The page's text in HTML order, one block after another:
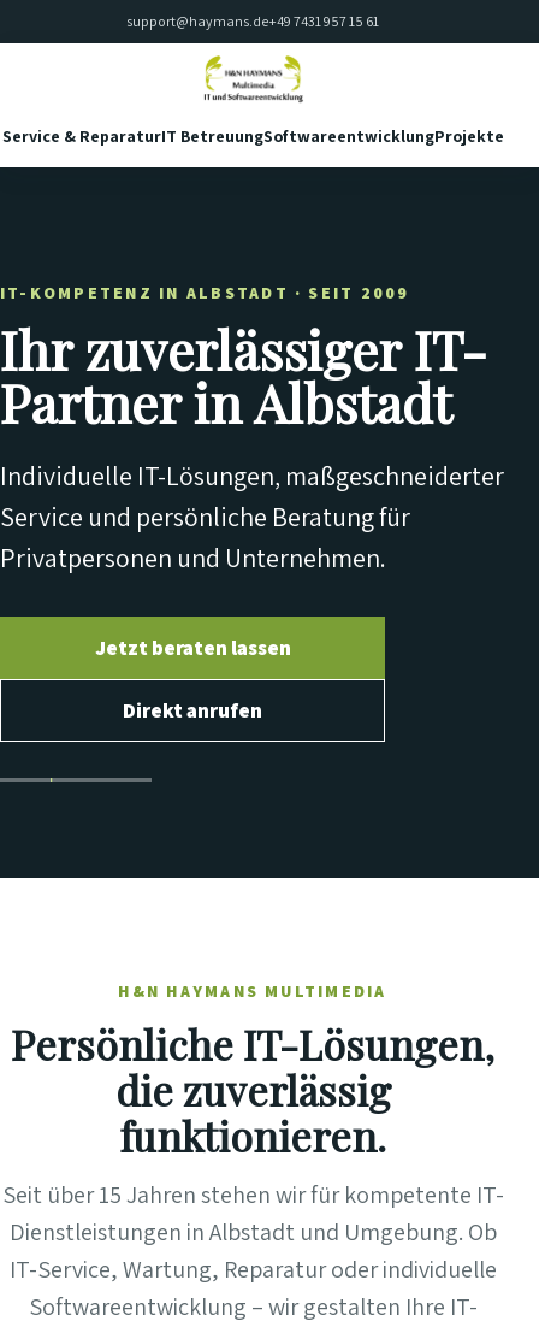
support@haymans.de+49 7431 957 15 61
Service & ReparaturIT BetreuungSoftwareentwicklungProjekte
IT-KOMPETENZ IN ALBSTADT · SEIT 2009
Ihr zuverlässiger IT-
Partner in Albstadt
Individuelle IT-Lösungen, maßgeschneiderter
Service und persönliche Beratung für
Privatpersonen und Unternehmen.
Jetzt beraten lassen
Direkt anrufen
H&N HAYMANS MULTIMEDIA
Persönliche IT-Lösungen,
die zuverlässig
funktionieren.
Seit über 15 Jahren stehen wir für kompetente IT-
Dienstleistungen in Albstadt und Umgebung. Ob
IT-Service, Wartung, Reparatur oder individuelle
Softwareentwicklung – wir gestalten Ihre IT-